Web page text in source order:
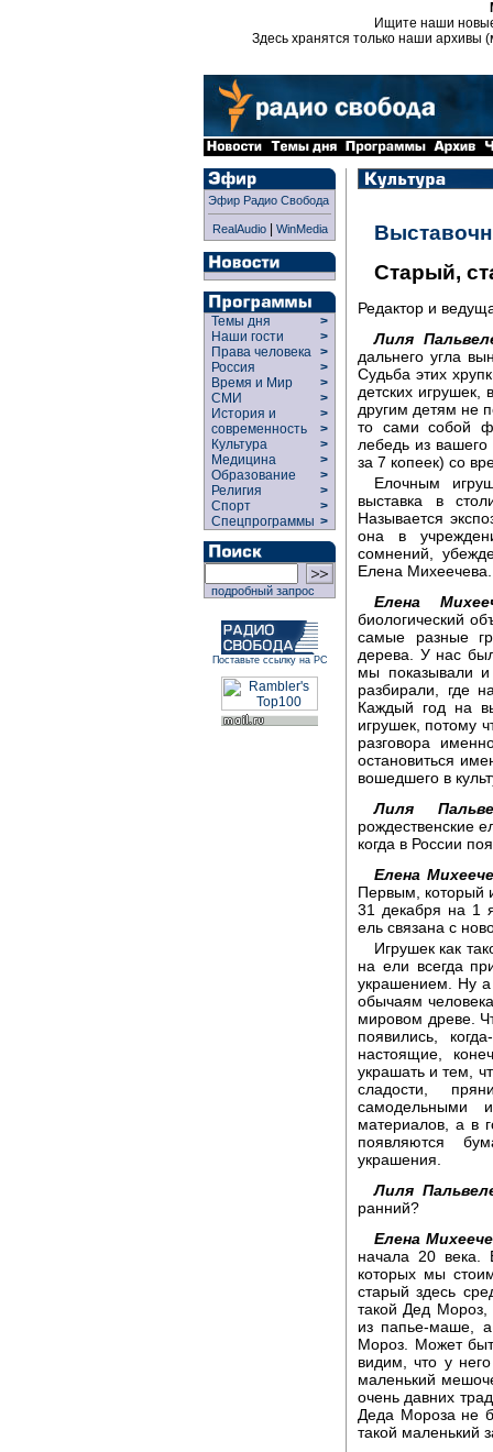
Ищите наши
Здесь хранятся только наши архивы
Эфир Радио Свобода
RealAudio| WinMedia
Темы дня
>
Наши гости
>
Права человека >
Россия
>
Время и Мир
>
СМИ
>
История и
современность
>
>
Культура
>
Медицина
>
Образование
>
Религия
>
Спорт
>
Спецпрограммы >
подробный запрос
Поставьте ссылку на РС
Старый,
Редактор и
Лиля
дальнего угла
Судьба этих
детских игрушек,
другим детям не
то сами собой
лебедь из вашего
за 7 копеек) со
Елочным
выставка в
Называется
она в
сомнений,
Елена Михеечева.
Елена
биологический
самые разные
дерева. У нас
мы показывали
разбирали, где
Каждый год на
игрушек, потому
разговора
остановиться
вошедшего в
Лиля
рождественские
когда в России
Елена
Первым, который
31 декабря на 1
ель связана с
Игрушек как
на ели всегда
украшением. Ну а
обычаям
мировом древе.
появились,
настоящие,
украшать и тем,
сладости,
самодельными
материалов, а в
появляются
украшения.
Лиля
ранний?
Елена
начала 20 века.
которых мы
старый здесь
такой Дед Мороз,
из папье-маше,
Мороз. Может
видим, что у
маленький
очень давних
Деда Мороза не
такой маленький